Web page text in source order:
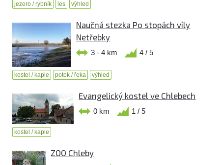
jezero / rybník les výhled
Naučná stezka Po stopách víly
Netřebky
3 - 4 km 4 / 5
kostel / kaple potok / řeka výhled
Evangelický kostel ve Chlebech
0 km 1 / 5
kostel / kaple
ZOO Chleby